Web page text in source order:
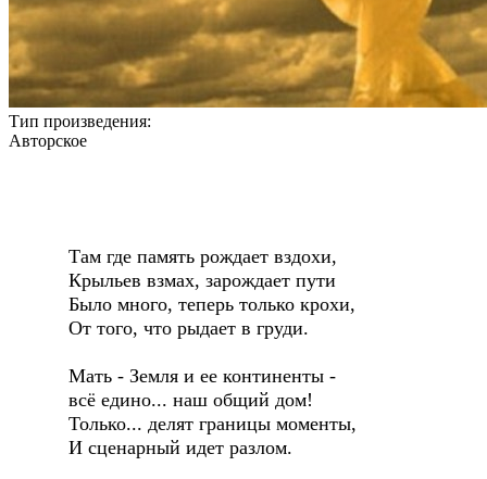
Тип произведения:
Авторское
Там где память рождает вздохи,
Крыльев взмах, зарождает пути
Было много, теперь только крохи,
От того, что рыдает в груди.
Мать - Земля и ее континенты -
всё едино... наш общий дом!
Только... делят границы моменты,
И сценарный идет разлом.